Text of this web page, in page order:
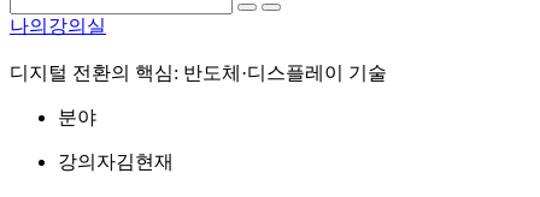
나의강의실
디지털 전환의 핵심: 반도체·디스플레이 기술
분야
강의자김현재